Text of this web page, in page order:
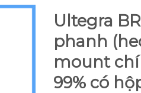
Ultegra
phanh
mount
99% có